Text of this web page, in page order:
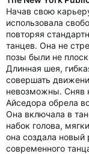
Начав свою
использовала
повторяя
танцев. Она не
позы были не
Длинная шея,
совершать
невозможны. Сняв
Айседора обрела
Она включала в
набок голова,
она создала новый
современного